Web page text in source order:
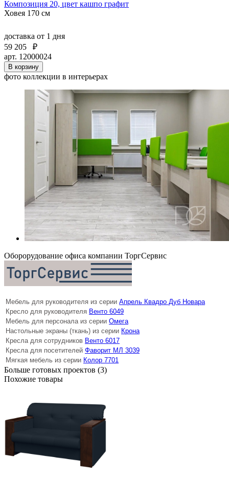
Композиция 20, цвет кашпо графит
Ховея 170 см
доставка от 1 дня
59 205
₽
арт. 12000024
В корзину
фото коллекции в интерьерах
Оборорудование офиса компании ТоргСервис
Мебель для руководителя из серии Апрель Квадро Дуб Новара
Кресло для руководителя Венто 6049
Мебель для персонала из серии Омега
Настольные экраны (ткань) из серии Крона
Кресла для сотрудников Венто 6017
Кресла для посетителей Фаворит МЛ 3039
Мягкая мебель из серии Колор 7701
Больше готовых проектов (3)
Похожие товары